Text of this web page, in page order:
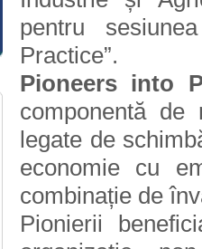
pentru
Practice”.
Pioneers into
componentă de
legate de
economie cu
combinație de
Pionierii